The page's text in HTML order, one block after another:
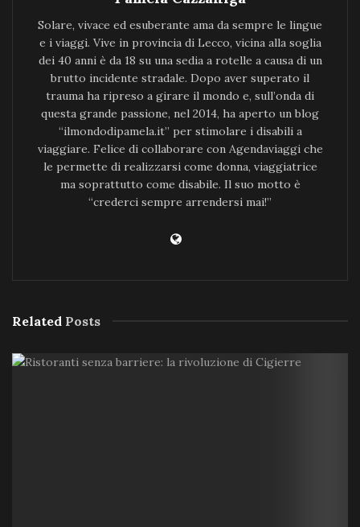
Solare, vivace ed esuberante ama da sempre le lingue
e i viaggi. Vive in provincia di Lecco, vicina alla soglia
dei 40 anni è da 18 su una sedia a rotelle a causa di un
brutto incidente stradale. Dopo aver superato il
trauma ha ripreso a girare il mondo e, sull’onda di
questa grande passione, nel 2014, ha aperto un blog
“ilmondodipamela.it” per stimolare i disabili a
viaggiare. Felice di collaborare con Agendaviaggi che
le permette di realizzarsi come donna, viaggiatrice
ma soprattutto come disabile. Il suo motto è
“crederci sempre arrendersi mai!”
Related Posts